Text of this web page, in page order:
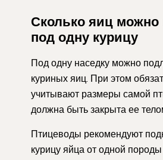
Сколько яиц
под одну курицу
Под одну наседку можно
куриных яиц. При этом
учитывают размеры самой
должна быть закрыта ее
Птицеводы рекомендуют
курицу яйца от одной породы